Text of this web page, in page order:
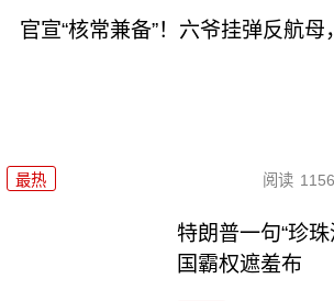
官宣“核常兼备”！六爷挂弹反航母
最热 阅读
特朗普一句“珍
国霸权遮羞布